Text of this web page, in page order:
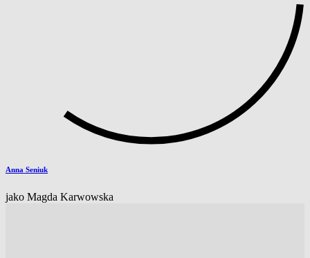
Anna Seniuk
jako Magda Karwowska